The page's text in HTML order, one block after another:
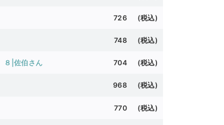
726 (税込)
748 (税込)
８|佐伯さん 704 (税込)
968 (税込)
770 (税込)